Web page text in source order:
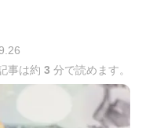
事は約 3 分で読めます。